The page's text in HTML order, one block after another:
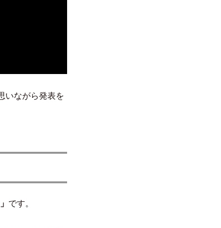
いながら発表を
です。